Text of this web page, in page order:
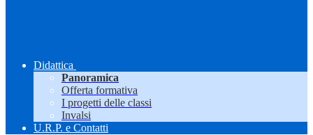
Didattica
Panoramica
Offerta formativa
I progetti delle classi
Invalsi
U.R.P. e Contatti